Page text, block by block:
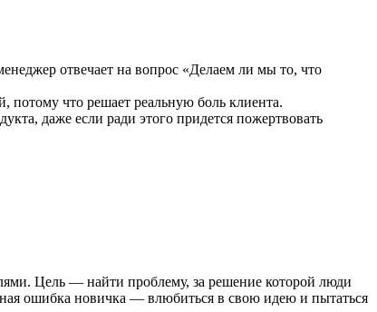
отвечает на вопрос «Делаем ли мы то, что
потому что решает реальную боль клиента.
даже если ради этого придется пожертвовать
Цель — найти проблему, за решение которой люди
ошибка новичка — влюбиться в свою идею и пытаться